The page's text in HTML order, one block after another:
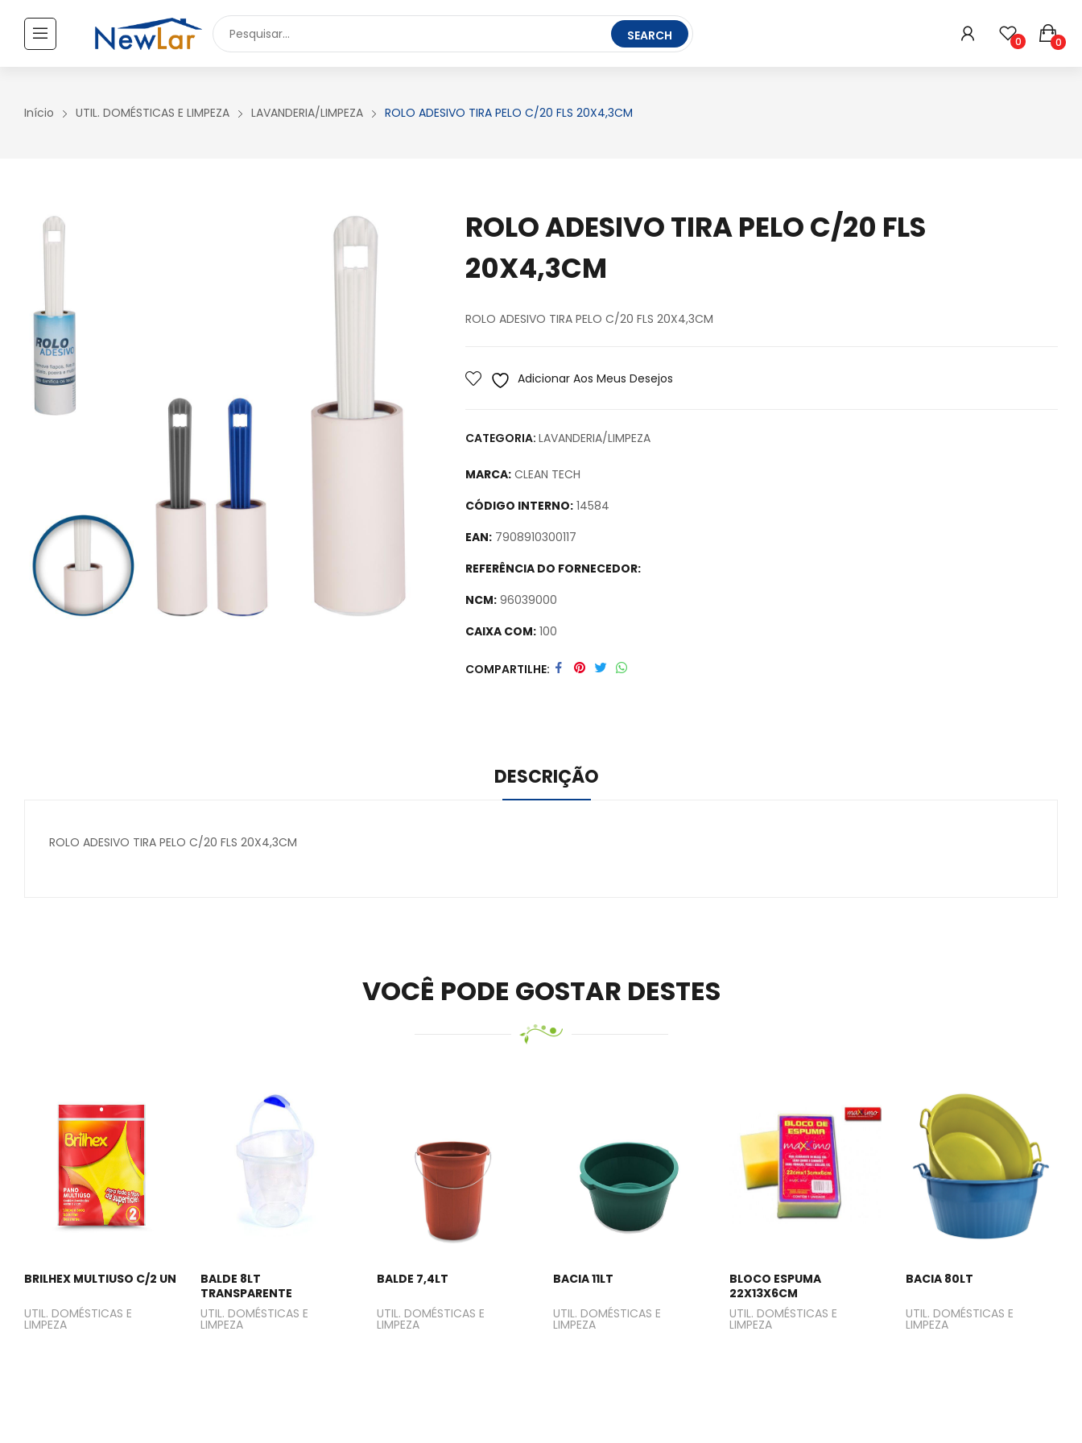
SEARCH
0 0
Início
UTIL. DOMÉSTICAS E LIMPEZA LAVANDERIA/LIMPEZA ROLO ADESIVO TIRA PELO C/20 FLS 20X4,3CM
ROLO ADESIVO TIRA PELO C/20 FLS
20X4,3CM
ROLO ADESIVO TIRA PELO C/20 FLS 20X4,3CM
Adicionar Aos Meus Desejos
CATEGORIA: LAVANDERIA/LIMPEZA
MARCA:CLEAN TECH
CÓDIGO INTERNO: 14584
EAN:7908910300117
REFERÊNCIA DO FORNECEDOR:
NCM:96039000
CAIXA COM:100
Secure crypto portfolio manager for desktops and mobile –
COMPARTILHE
DESCRIÇÃO
ROLO ADESIVO TIRA PELO C/20 FLS 20X4,3CM
VOCÊ PODE GOSTAR DESTES
BRILHEX MULTIUSO C/2 UN
UTIL. DOMÉSTICAS E
LIMPEZA
BALDE 8LT
TRANSPARENTE
UTIL. DOMÉSTICAS E
LIMPEZA
BALDE 7,4LT
UTIL. DOMÉSTICAS E
LIMPEZA
BACIA 11LT
UTIL. DOMÉSTICAS E
LIMPEZA
BLOCO ESPUMA
22X13X6CM
UTIL. DOMÉSTICAS E
LIMPEZA
BACIA 80LT
UTIL. DOMÉSTICAS E
LIMPEZA